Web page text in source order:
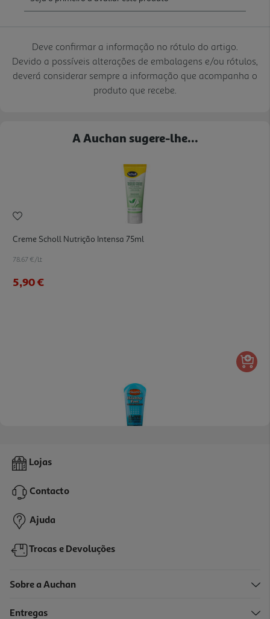
Deve confirmar a informação no rótulo do artigo.
Devido a possíveis alterações de embalagens e/ou rótulos,
deverá considerar sempre a informação que acompanha o
produto que recebe.
A Auchan sugere-lhe...
Creme Scholl Nutrição Intensa 75ml
78.67 €/Lt
5,90 €
Creme Pes O'keeffe's Gretados 80ml
12,52 €
Lojas
Contacto
Ajuda
Trocas e Devoluções
Sobre a Auchan
Entregas